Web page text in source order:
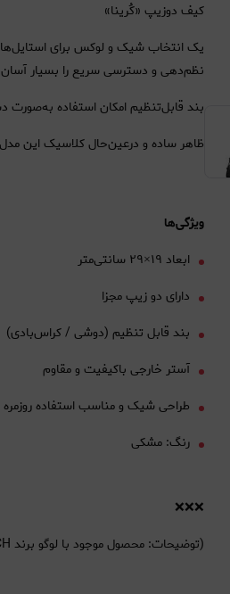
کیف دوزیپ «کُرینا»
نظم‌دهی و دسترسی سریع را بسیار
بند قابل‌تنظیم امکان استفاده به‌صورت
ظاهر ساده و درعین‌حال کلاسیک این
ویژگی‌ها
ابعاد ۱۹×۲۹ سانتی‌متر
دارای دو زیپ مجزا
بند قابل تنظیم (دوشی / کراس‌بادی)
آستر خارجی باکیفیت و مقاوم
طراحی شیک و مناسب استفاده
رنگ: مشکی
❌❌❌
(توضیحات: محصول موجود با لوگو برند COACH میباشد.)